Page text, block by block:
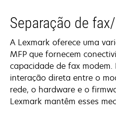
Separação de
A Lexmark oferece uma
MFP que fornecem
capacidade de fax
interação direta entre o
rede, o hardware e o
Lexmark mantêm esses